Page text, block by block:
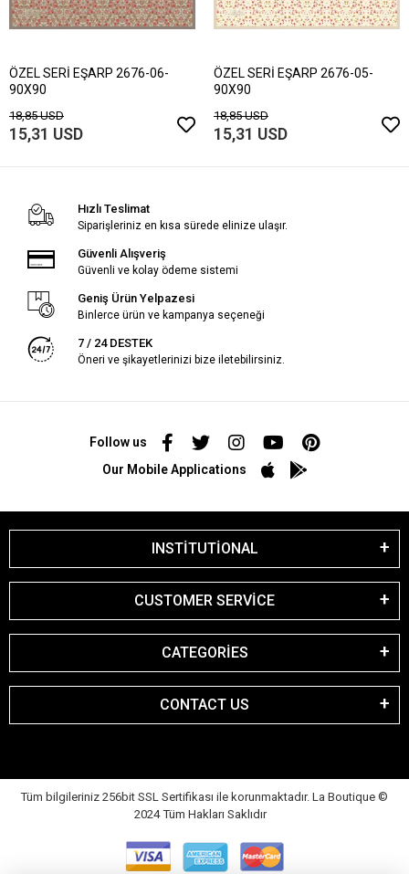
ÖZEL SERİ EŞARP 2676-06-
90X90
18,85 USD
15,31 USD
ÖZEL SERİ EŞARP 2676-05-
90X90
18,85 USD
15,31 USD
Hızlı Teslimat
Siparişleriniz en kısa sürede elinize ulaşır.
Güvenli Alışveriş
Güvenli ve kolay ödeme sistemi
Geniş Ürün Yelpazesi
Binlerce ürün ve kampanya seçeneği
7 / 24 DESTEK
Öneri ve şikayetlerinizi bize iletebilirsiniz.
Follow us
Our Mobile Applications
INSTİTUTİONAL
CUSTOMER SERVİCE
CATEGORİES
CONTACT US
Tüm bilgileriniz 256bit SSL Sertifikası ile korunmaktadır. La Boutique ©
2024 Tüm Hakları Saklıdır